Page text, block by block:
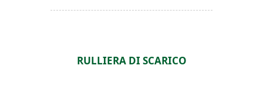
RULLIERA DI SCARICO